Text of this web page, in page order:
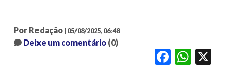
Por Redação | 05/08/2025, 06:48
Deixe um comentário (0)
FacebookWhatsApp